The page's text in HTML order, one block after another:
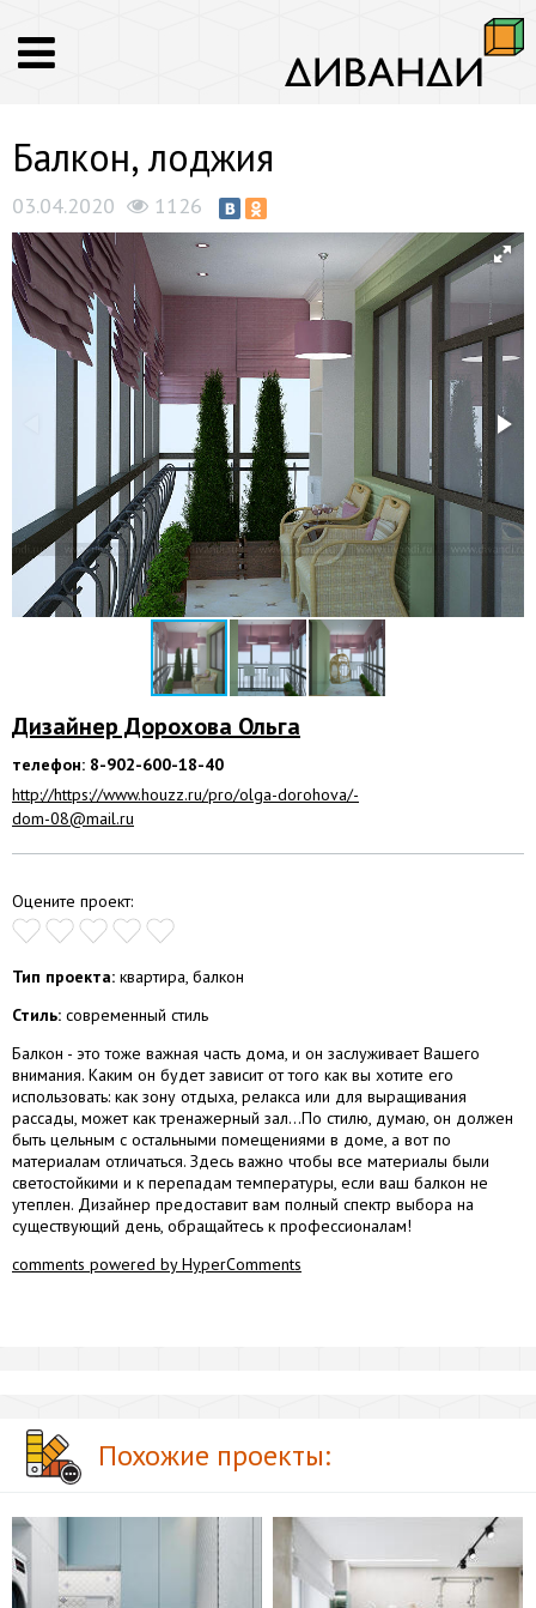
Балкон, лоджия
03.04.2020 1126
Дизайнер Дорохова Ольга
телефон: 8-902-600-18-40
http://https://www.houzz.ru/pro/olga-dorohova/-
dom-08@mail.ru
Оцените проект:
Тип проекта: квартира, балкон
Стиль: современный стиль
Балкон - это тоже важная часть дома, и он заслуживает Вашего
внимания. Каким он будет зависит от того как вы хотите его
использовать: как зону отдыха, релакса или для выращивания
рассады, может как тренажерный зал...По стилю, думаю, он должен
быть цельным с остальными помещениями в доме, а вот по
материалам отличаться. Здесь важно чтобы все материалы были
светостойкими и к перепадам температуры, если ваш балкон не
утеплен. Дизайнер предоставит вам полный спектр выбора на
существующий день, обращайтесь к профессионалам!
comments powered by HyperComments
Похожие проекты: